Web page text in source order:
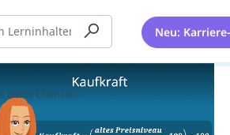
Neu:
deine Chancen.